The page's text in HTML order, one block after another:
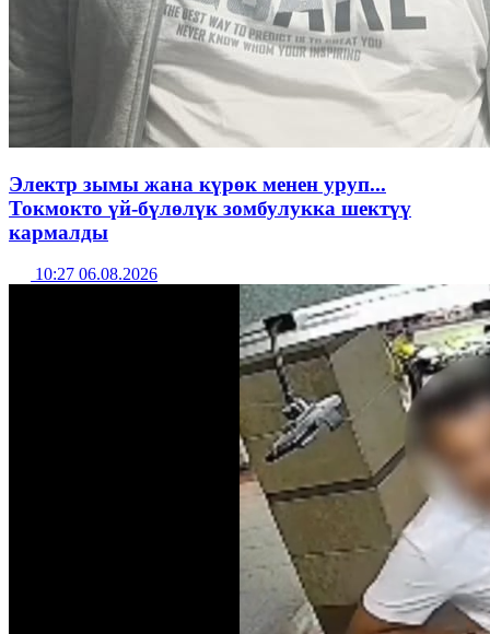
Электр зымы жана күрөк менен уруп...
Токмокто үй-бүлөлүк зомбулукка шектүү
кармалды
10:27 06.08.2026